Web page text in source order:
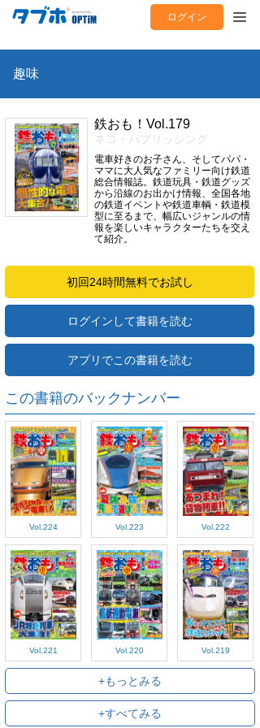
ログイン
趣味
鉄おも！Vol.179
ネコ・パブリッシング
電車好きのお子さん、そしてパパ・
ママに大人気なファミリー向け鉄道
総合情報誌。鉄道玩具・鉄道グッズ
から沿線のお出かけ情報、全国各地
の鉄道イベントや鉄道車輌・鉄道模
型に至るまで、幅広いジャンルの情
報を楽しいキャラクターたちを交え
て紹介。
初回24時間無料でお試し
ログインして書籍を読む
アプリでこの書籍を読む
この書籍のバックナンバー
Vol.224 Vol.223 Vol.222
Vol.221 Vol.220 Vol.219
+もっとみる
+すべてみる